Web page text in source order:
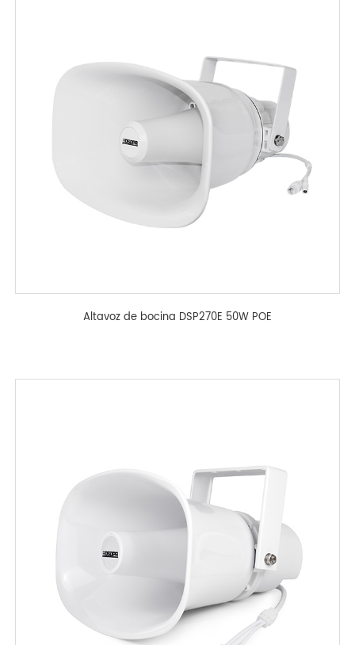
Altavoz de bocina DSP270E 50W POE